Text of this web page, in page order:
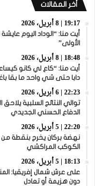
أخر المقالات
19:17 | 8 أبريل، 2026
الأولى”
18:48 | 8 أبريل، 2026
أيت منا: “كاع لي كانو
دابا حتى شي واحد ما بقا
22:23 | 6 أبريل، 2026
توالي النتائج السلبية
الدفاع الحسني الجديدي
22:20 | 5 أبريل، 2026
نهضة بركان يخرج بنقطة
الكوكب المراكشي
18:13 | 5 أبريل، 2026
دون هزيمة أو تعادل